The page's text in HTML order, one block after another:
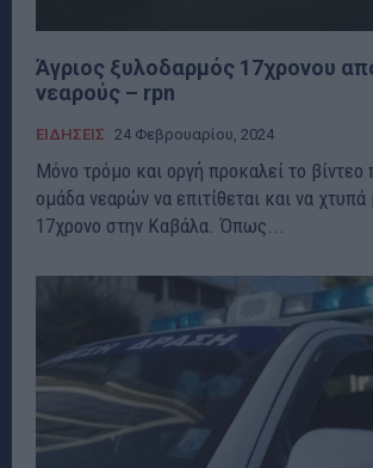
Άγριος ξυλοδαρμός 17χρονου
νεαρούς – rpn
ΕΙΔΗΣΕΙΣ 24 Φεβρουαρίου, 2024
Μόνο τρόμο και οργή προκαλεί το βίντεο
ομάδα νεαρών να επιτίθεται και να χτυπά
17χρονο στην Καβάλα. Όπως...